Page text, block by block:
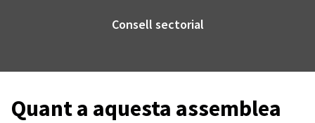
Consell sectorial
Quant a aquesta assemblea